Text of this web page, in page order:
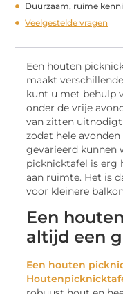
Duurzaam, ruime
Veelgestelde vragen
Een houten
maakt
kunt u met behulp
onder de vrije
van zitten
zodat hele
gevarieerd kunnen
picknicktafel is erg
aan ruimte. Het is
voor kleinere
Een
altijd een
Een houten